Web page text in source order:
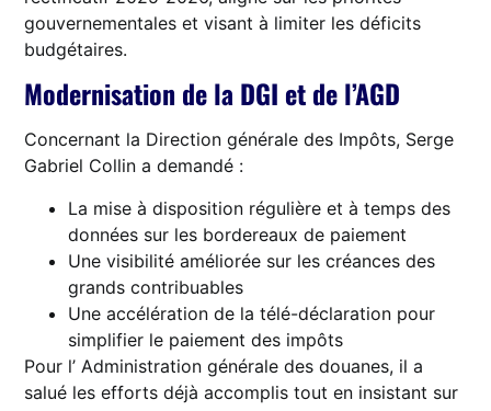
gouvernementales et visant à limiter les déficits
budgétaires.
Modernisation de la DGI et de l’AGD
Concernant la Direction générale des Impôts, Serge
Gabriel Collin a demandé :
La mise à disposition régulière et à temps des
données sur les bordereaux de paiement
Une visibilité améliorée sur les créances des
grands contribuables
Une accélération de la télé-déclaration pour
simplifier le paiement des impôts
Pour l’ Administration générale des douanes, il a
salué les efforts déjà accomplis tout en insistant sur